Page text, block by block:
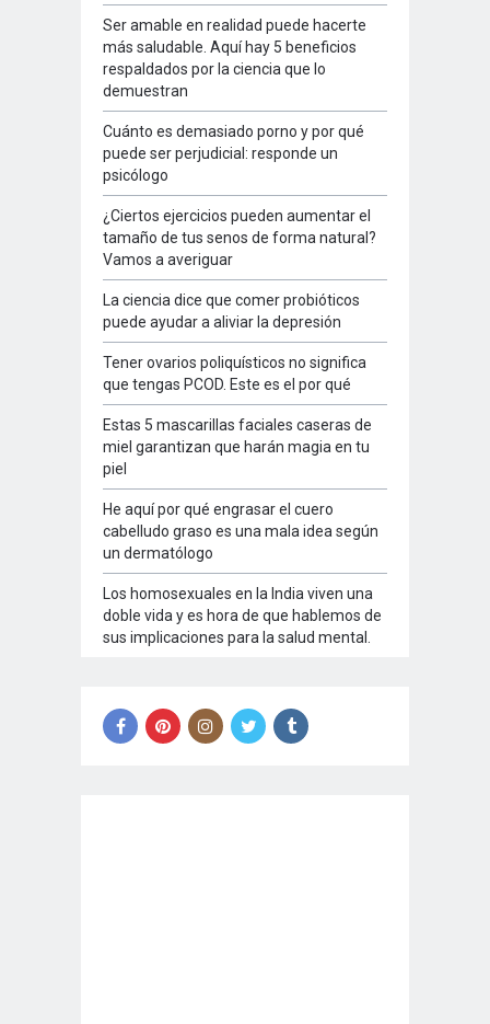
Ser amable en realidad puede hacerte
más saludable. Aquí hay 5 beneficios
respaldados por la ciencia que lo
demuestran
Cuánto es demasiado porno y por qué
puede ser perjudicial: responde un
psicólogo
¿Ciertos ejercicios pueden aumentar el
tamaño de tus senos de forma natural?
Vamos a averiguar
La ciencia dice que comer probióticos
puede ayudar a aliviar la depresión
Tener ovarios poliquísticos no significa
que tengas PCOD. Este es el por qué
Estas 5 mascarillas faciales caseras de
miel garantizan que harán magia en tu
piel
He aquí por qué engrasar el cuero
cabelludo graso es una mala idea según
un dermatólogo
Los homosexuales en la India viven una
doble vida y es hora de que hablemos de
sus implicaciones para la salud mental.